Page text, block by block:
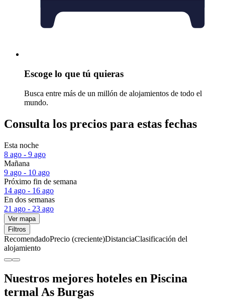
Escoge lo que tú quieras
Busca entre más de un millón de alojamientos de todo el
mundo.
Consulta los precios para estas fechas
Esta noche
8 ago - 9 ago
Mañana
9 ago - 10 ago
Próximo fin de semana
14 ago - 16 ago
En dos semanas
21 ago - 23 ago
Ver mapa
Filtros
RecomendadoPrecio (creciente)DistanciaClasificación del
alojamiento
Nuestros mejores hoteles en Piscina
termal As Burgas